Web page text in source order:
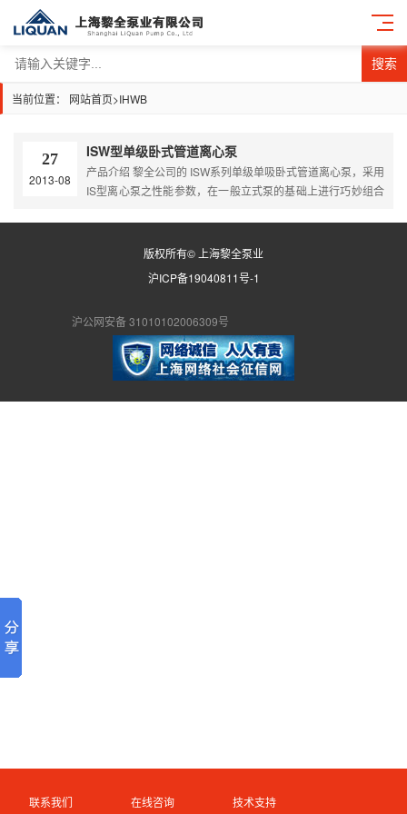
搜索
当前位置： 网站首页>IHWB
27
2013-08
ISW型单级卧式管道离心泵
产品介绍 黎全公司的 ISW系列单级单吸卧式管道离心泵，采用
IS型离心泵之性能参数，在一般立式泵的基础上进行巧妙组合
效节能、噪音低、性能可靠等优点。 1、ISW卧式清水泵，供
工业和城市给排水，高层建筑增压送水，园林喷灌，消防增
版权所有© 上海黎全泵业
沪ICP备19040811号-1
沪公网安备 31010102006309号
联系我们 在线咨询 技术支持